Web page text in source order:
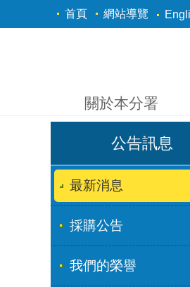
跳到主要內容區塊
首頁 網站導覽
關於本分署
公告訊息
最新消息
採購公告
我們的榮譽